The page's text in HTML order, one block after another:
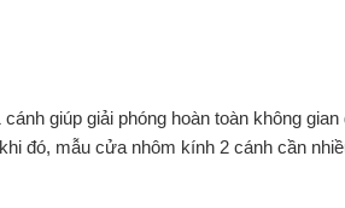
giúp giải phóng hoàn toàn không
đó, mẫu cửa nhôm kính 2 cánh cần